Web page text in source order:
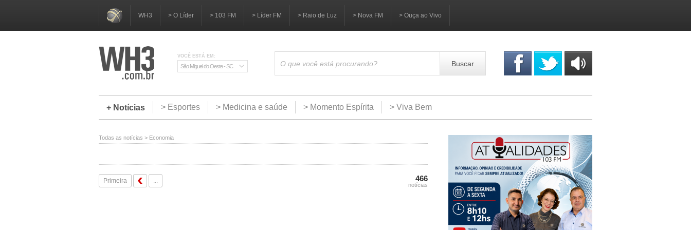
WH3 > O Líder > 103 FM > Líder FM > Raio de Luz > Nova FM > Ouça ao Vivo
VOCÊ ESTÁ EM:
São Miguel do Oeste - SC Buscar
+ Notícias
> Esportes > Medicina e saúde > Momento Espírita > Viva Bem
Todas as notícias > Economia
Primeira ... 466
notícias